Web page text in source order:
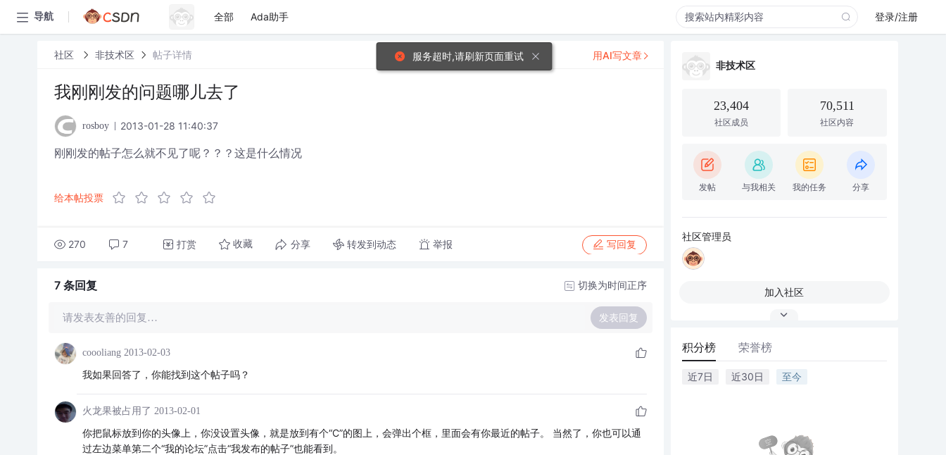
导航 全部 Ada助手 登录/注册
社区 非技术区 帖子详情
我刚刚发的问题哪儿去了
rosboy 2013-01-28 11:40:37
刚刚发的帖子怎么就不见了呢？？？这是什么情况
给本帖投票
270 7 打赏 收藏 分享 转发到动态 举报 写回复
用AI写文章
7 条回复 切换为时间正序
请发表友善的回复… 发表回复
coooliang 2013-02-03
我如果回答了，你能找到这个帖子吗？
火龙果被占用了 2013-02-01
你把鼠标放到你的头像上，你没设置头像，就是放到有个“C”的图上，会弹出个框，里面会有你最近的帖子。 当然了，你也可以通
过左边菜单第二个“我的论坛”点击“我发布的帖子”也能看到。
非技术区
23,404
社区成员
70,511
社区内容
发帖 与我相关 我的任务 分享
社区管理员
加入社区
积分榜 荣誉榜
近7日 近30日 至今
服务超时,请刷新页面重试